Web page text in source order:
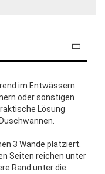
im Entwässern
oder sonstigen
Lösung
3 Wände platziert.
Seiten reichen unter
Rand unter die